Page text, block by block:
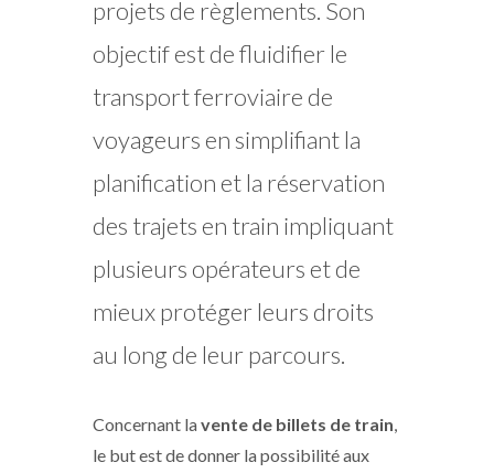
projets de règlements. Son
objectif est de fluidifier le
transport ferroviaire de
voyageurs en simplifiant la
planification et la réservation
des trajets en train impliquant
plusieurs opérateurs et de
mieux protéger leurs droits
au long de leur parcours.
Concernant lavente de billets de train
le but est de donner la possibilité aux